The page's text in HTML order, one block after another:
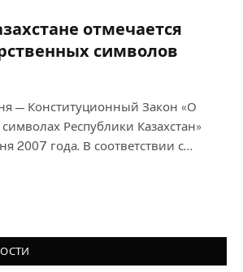
отмечается
символов
— Конституционный Закон «О
Республики Казахстан»
2007 года. В соответствии с…